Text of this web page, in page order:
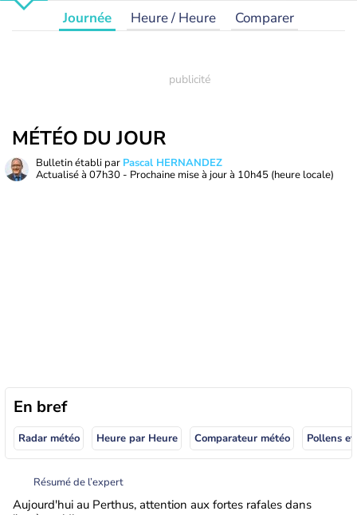
Journée Heure / Heure Comparer
MÉTÉO DU JOUR
Bulletin établi par Pascal HERNANDEZ
Actualisé à 07h30 - Prochaine mise à jour à 10h45 (heure locale)
En bref
Radar météo Heure par Heure Comparateur météo Pollens
Résumé de l’expert
Aujourd'hui au Perthus, attention aux fortes rafales dans